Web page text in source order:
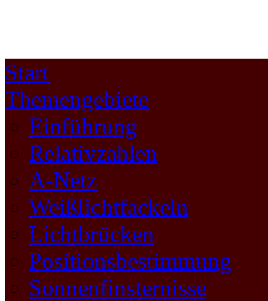
Start
Themengebiete
Einführung
Relativzahlen
A-Netz
Weißlichtfackeln
Lichtbrücken
Positionsbestimmung
Sonnenfinsternisse